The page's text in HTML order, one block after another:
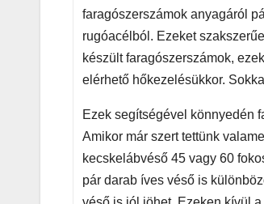
faragószerszámok anyagáról
rugóacélból. Ezeket
készült faragószerszámok,
elérhető hőkezelésükkor.
Ezek segítségével könnyedén
Amikor már szert tettünk
kecskelábvéső 45 vagy 60
pár darab íves véső is